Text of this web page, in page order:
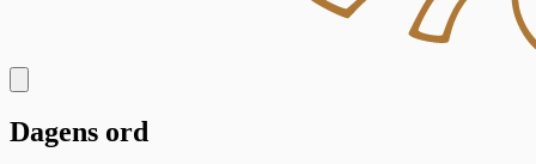
Dagens ord